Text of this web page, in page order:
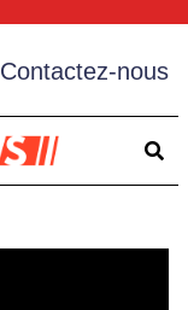
Contactez-nous